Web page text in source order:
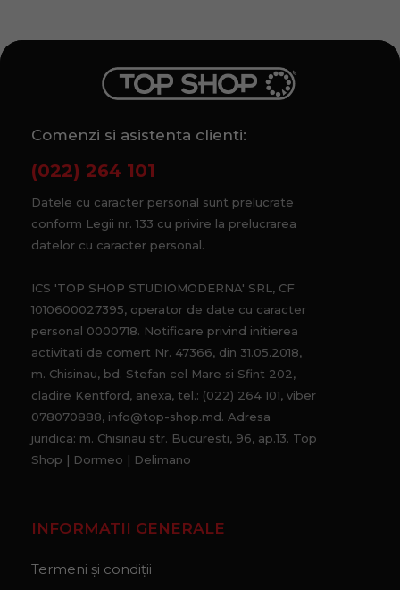
Comenzi si asistenta clienti:
(022) 264 101
Datele cu caracter personal sunt prelucrate
conform Legii nr. 133 cu privire la prelucrarea
datelor cu caracter personal.
ICS 'TOP SHOP STUDIOMODERNA' SRL, CF
1010600027395, operator de date cu caracter
personal 0000718. Notificare privind initierea
activitati de comert Nr. 47366, din 31.05.2018,
m. Chisinau, bd. Stefan cel Mare si Sfint 202,
cladire Kentford, anexa, tel.: (022) 264 101, viber
078070888, info@top-shop.md. Adresa
juridica: m. Chisinau str. Bucuresti, 96, ap.13. Top
Shop | Dormeo | Delimano
INFORMATII GENERALE
Termeni și condiții